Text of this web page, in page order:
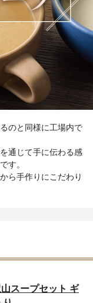
のと同様に工場内で
通じて手に伝わる感
す。
ら手作りにこだわり
スープセット ギ